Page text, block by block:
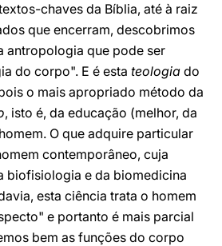
chaves da Bíblia, até à raiz
que encerram, descobrimos
antropologia que pode ser
do corpo". E é esta teologia do
o mais apropriado método da
, isto é, da educação (melhor, da
O que adquire particular
contemporâneo, cuja
biofisiologia e da biomedicina
esta ciência trata o homem
e portanto é mais parcial
bem as funções do corpo